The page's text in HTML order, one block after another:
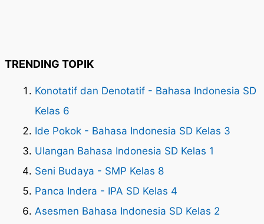
TRENDING TOPIK
Konotatif dan Denotatif - Bahasa Indonesia SD
Kelas 6
Ide Pokok - Bahasa Indonesia SD Kelas 3
Ulangan Bahasa Indonesia SD Kelas 1
Seni Budaya - SMP Kelas 8
Panca Indera - IPA SD Kelas 4
Asesmen Bahasa Indonesia SD Kelas 2